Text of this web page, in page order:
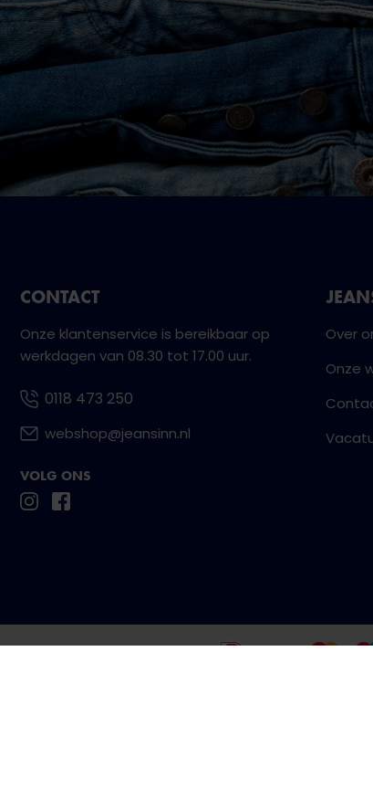
CONTACT
Onze klantenservice is bereikbaar op
werkdagen van 08.30 tot 17.00 uur.
0118 473 250
webshop@jeansinn.nl
VOLG ONS
Over
Onze
Betaal eenvoudig en veilig met